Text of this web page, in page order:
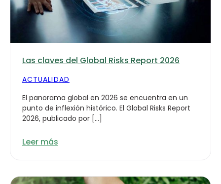
Las claves del Global Risks Report 2026
ACTUALIDAD
El panorama global en 2026 se encuentra en un
punto de inflexión histórico. El Global Risks Report
2026, publicado por […]
Leer más